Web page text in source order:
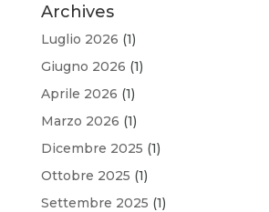
Archives
Luglio 2026 (1)
Giugno 2026 (1)
Aprile 2026 (1)
Marzo 2026 (1)
Dicembre 2025 (1)
Ottobre 2025 (1)
Settembre 2025 (1)